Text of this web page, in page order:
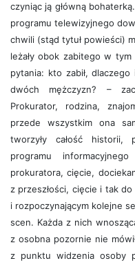
czyniąc ją główną
programu telewizyjnego
chwili (stąd tytuł powieści)
leżały obok zabitego w tym
pytania: kto zabił,
dwóch mężczyzn? –
Prokurator, rodzina,
przede wszystkim ona
tworzyły całość historii,
programu
prokuratora, cięcie,
z przeszłości, cięcie i tak
i rozpoczynającym kolejne
scen. Każda z nich
z osobna pozornie nie
z punktu widzenia osoby